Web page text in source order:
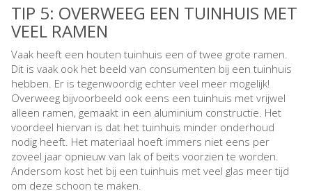
TIP 5: OVERWEEG EEN TUINHUIS MET
VEEL RAMEN
Vaak heeft een houten tuinhuis een of twee grote ramen.
Dit is vaak ook het beeld van consumenten bij een tuinhuis
hebben. Er is tegenwoordig echter veel meer mogelijk!
Overweeg bijvoorbeeld ook eens een tuinhuis met vrijwel
alleen ramen, gemaakt in een aluminium constructie. Het
voordeel hiervan is dat het tuinhuis minder onderhoud
nodig heeft. Het materiaal hoeft immers niet eens per
zoveel jaar opnieuw van lak of beits voorzien te worden.
Andersom kost het bij een tuinhuis met veel glas meer tijd
om deze schoon te maken.